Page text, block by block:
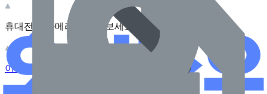
휴대전화 카메라로 찍어보세요
이 주유소의 사장님이신가요?